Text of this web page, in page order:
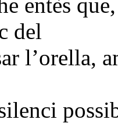
del
l’orella,